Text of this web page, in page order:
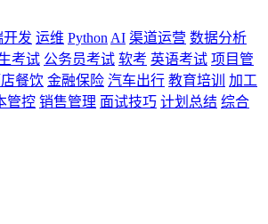
开发 运维 Python AI 渠道运营 数据分析
考试 公务员考试 软考 英语考试 项目管
餐饮 金融保险 汽车出行 教育培训
加工
管控 销售管理 面试技巧 计划总结 综合